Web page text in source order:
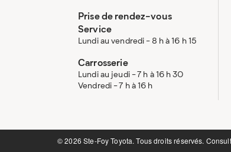
Prise de rendez-vous
Service
Lundi au vendredi - 8 h à 16 h 15
Carrosserie
Lundi au jeudi - 7 h à 16 h 30
Vendredi - 7 h à 16 h
©️ 2026 Ste-Foy Toyota. Tous droits réservés.